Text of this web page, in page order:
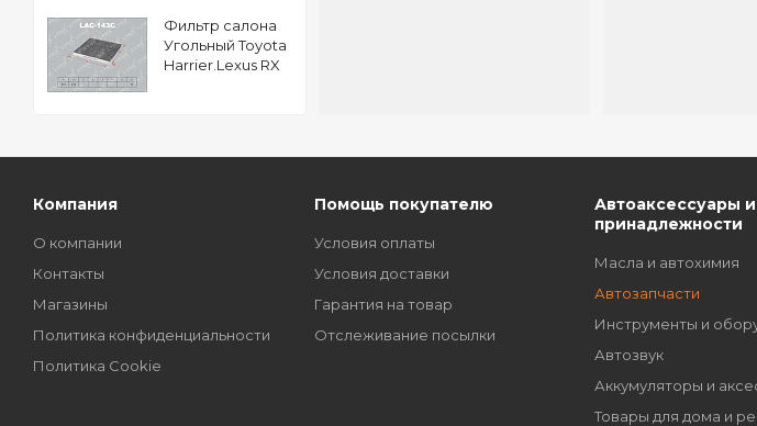
Фильтр салона
Угольный Toyota
Harrier.Lexus RX
Компания
О компании
Контакты
Магазины
Политика конфиденциальности
Политика Cookie
Помощь покупателю
Условия оплаты
Условия доставки
Гарантия на товар
Отслеживание посылки
Автоаксессуары и
принадлежности
Масла и автохимия
Автозапчасти
Инструменты и
Автозвук
Аккумуляторы и
Товары для дома и